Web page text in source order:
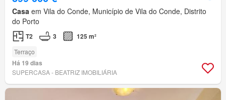
Casa em Vila do Conde, Município de Vila do Conde, Distrito
do Porto
T2 3 125 m²
Terraço
Há 19 dias
SUPERCASA - BEATRIZ IMOBILIÁRIA